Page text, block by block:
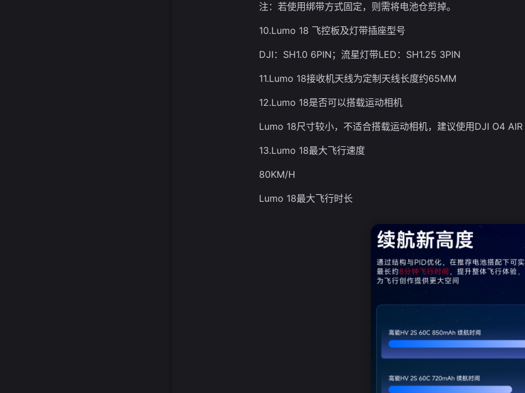
注：若使用绑带方式固定，则需将电池仓剪掉。
10.Lumo 18 飞控板及灯带插座型号
DJI：SH1.0 6PIN；流星灯带LED：SH1.25 3PIN
11.Lumo 18接收机天线为定制天线长度约65MM
12.Lumo 18是否可以搭载运动相机
Lumo 18尺寸较小，不适合搭载运动相机，建议使用DJI O4
13.Lumo 18最大飞行速度
80KM/H
Lumo 18最大飞行时长